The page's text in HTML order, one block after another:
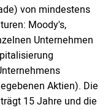
von mindestens
Moody's,
Unternehmen
Aktien). Die
15 Jahre und die